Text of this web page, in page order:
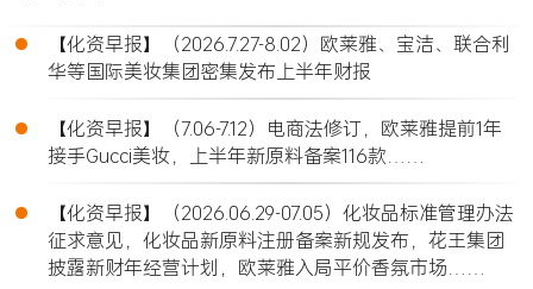
•
【化资早报】（2026.7.27-8.02）欧莱雅、宝洁、联合利
华等国际美妆集团密集发布上半年财报
•
【化资早报】（7.06-7.12）电商法修订，欧莱雅提前1年
接手Gucci美妆，上半年新原料备案116款……
•
【化资早报】（2026.06.29-07.05）化妆品标准管理办法
征求意见，化妆品新原料注册备案新规发布，花王集团
披露新财年经营计划，欧莱雅入局平价香氛市场……